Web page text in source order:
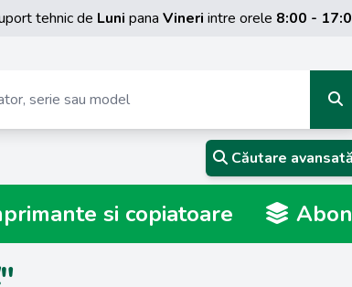
tehnic de Luni pana Vineri intre orele 8:00 -
Căutare
si copiatoare